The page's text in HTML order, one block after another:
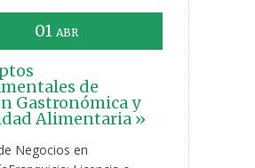
01 ABR
de
Gastronómica y
Alimentaria »
Negocios en